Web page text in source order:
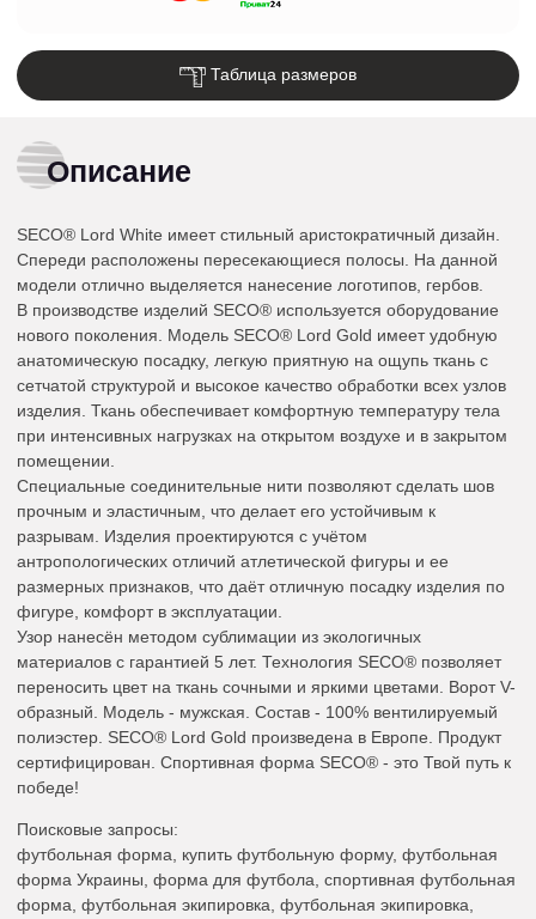
Таблица размеров
Описание
SECO® Lord White имеет стильный аристократичный дизайн.
Спереди расположены пересекающиеся полосы. На данной
модели отлично выделяется нанесение логотипов, гербов.
В производстве изделий SECO® используется оборудование
нового поколения. Модель SECO® Lord Gold имеет удобную
анатомическую посадку, легкую приятную на ощупь ткань с
сетчатой структурой и высокое качество обработки всех узлов
изделия. Ткань обеспечивает комфортную температуру тела
при интенсивных нагрузках на открытом воздухе и в закрытом
помещении.
Специальные соединительные нити позволяют сделать шов
прочным и эластичным, что делает его устойчивым к
разрывам. Изделия проектируются с учётом
антропологических отличий атлетической фигуры и ее
размерных признаков, что даёт отличную посадку изделия по
фигуре, комфорт в эксплуатации.
Узор нанесён методом сублимации из экологичных
материалов с гарантией 5 лет. Технология SECO® позволяет
переносить цвет на ткань сочными и яркими цветами. Ворот V-
образный. Модель - мужская. Состав - 100% вентилируемый
полиэстер. SECO® Lord Gold произведена в Европе. Продукт
сертифицирован. Спортивная форма SECO® - это Твой путь к
победе!
Поисковые запросы:
футбольная форма, купить футбольную форму, футбольная
форма Украины, форма для футбола, спортивная футбольная
форма, футбольная экипировка, футбольная экипировка,